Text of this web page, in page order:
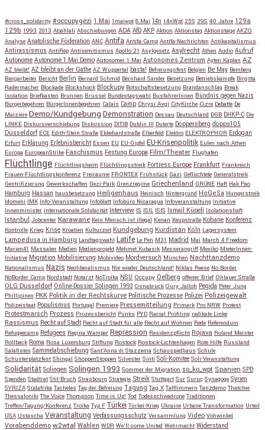
#cross_solidarity #occupygezi 1.Mai 1maiwpt 8.Mai 14n 14nWpt 25S 29S 40 Jahre 129a
129b 1993 2013 Abahlali Abschiebungen ADA AfD AKP Aktion Aktionstag Aktionstage AKZO
Analyse Anatolische Föderation ANC Antifa Antifa-Camp Antifa-Nachrichten Antikapitalismus
Antirassismus AntiRep Antisemitismus Apollo 21 Asylgesetz Asylrecht Athen Audio Aufruf
Autonome Autonome 1.Mai Demo Autonomer 1.Mai Autonomes Zentrum Ayten Kaplan AZ
AZ bleibt! AZ bleibt an der Gathe AZ Wuppertal basta! Befreiungsfest Belgien Be May Bemberg
Bergarbeiter Bericht Berlin Bernard Schmid Bernhard Sander Besetzung Betriebskämpfe Birgitta
Radermacher Blockade Blockshock Blockupy Botschaftsbesetzung Brandanschlag Break
Isolation Briefkasten Brunnen Brüssel Bundestagswahl BusfahrerInnen Bündnis gegen Nazis
Bürgerbegehren BürgerInnenbegehren Calais Camp Chrysi Avgi CityKirche Cizre Debatte De
Maiziére Demo/Kundgebung Demonstration Dessau Deutschland DGB DHKP-C Die
LINKE Diskursverschiebung Diskussion DITIB Dublin III Duterte Döppersberg döpps105
Düsseldorf ECE Edith-Stein Straße Ekkehardstraße Elberfeld Elektro ELEKTROPHOR Erdogan
Erfurt Erklärung Erlebnisbericht Essen EU EU-Gipfel EU-Krisenpolitik Eulen nach Athen
Europa EuropeanStrike Faschismus Festung Europa Film/Theater Flughafen
Flüchtlinge Flüchtlingsheim Flüchtlingsstreik Fortress Europe Frankfurt Frankreich
Frauen-Flüchtlingskonferenz Freiräume FRONTEX Frühstück Gazi Geflüchtete Generalstreik
Gentrifizierung Gewerkschaften Gezi-Park Grenzregime Griechenland GRÜNE Haft Hak Pao
Hamburg Hassan hausbesetzung Heiligenhaus Heinisch Hintergrund HoGeSa Hungerstreik
Idomeni IMK Info-Veranstaltung Infoblatt Infobüro Nicaragua Infoveranstaltung Initiative
Innenminister internationale Solidarität Interview IS ISIL ISIS Ismail Küpeli Isolationshaft
Istanbul Jobcenter Karawane Kein Mensch ist illegal Kenan Keupstraße Kobane Konferenz
Kontrolle Krieg Krise Kroatien Kulturzeit Kundgebung Kurdistan Köln Lagersystem
Lampedusa in Hamburg Landtagswahl Latife Le Pen M31 Madrid Mai March 4 Freedom
Marien41 Massaker Medien Medienprojekt Mehmet Kubasik Messerangriff Mexiko MieterInnen-
Initiative Migration Mobilisierung Mobivideo Mordversuch München Nachttanzdemo
Nationalismus Nazis Neoliberalismus Nie wieder Deutschland! Niklas Reese No Border
NoBorder Camp Nordstadt Notarzt NoTroika NSU Occupy Oelberg offener Brief Ohlauer Straße
OLG Düsseldorf Online-Dossier Solingen 1993 Osnabrück Oury Jalloh Pegida Peter Jung
Phillipinen PKK Politik in der Rechtskurve Politische Prozesse Polizei Polizeigewalt
Polizeistaat Populismus Portugal Premiere Pressemitteilung Primark Pro NRW Protest
Protestmarsch Prozess Prozessbericht Punks PYD Racial Profiling radikale Linke
Rassismus Recht auf Stadt Recht auf Stadt für alle Recht auf Wohnen Rede Referendum
Refugeecamp Refugees Regina Wamper Repression Residenzpflicht Rojava Roland Meister
Rollback Roma Rosa Luxemburg Stiftung Rostock Rostock-Lichtenhagen Rote Hilfe Russland
Salafisten Sammelabschiebung Sant'Anna di Stazzema Schauspielhaus Schule
Schusterplatzfest Shingal ShoppenStoppen Silvester Sinti Soli-Komitee Soli-Veranstaltung
Solidarität Solingen Solingen 1993 Sommer der Migration so_ko_wpt Spanien SPD
Spenden Stadtrat Stil-Bruch Strasbourg Strategie Streik Stuttgart Sur Suruç Synagoge Syrien
SYRIZA Südafrika Tacheles Tag der Befreiung Tagung Tag X Talflimmern Tanzdemo Thatcher
Thessaloniki The Voice Thompson Time is Up! Tod Todesschwadrone Traditionen
Treffen/Tagung/Konferenz Troika Typ F Türkei Türkei-Krieg Ukraine Urbane Transformation Urteil
USA Ustascha Veranstaltung Verfassungsschutz Versammlung Video Vohwinkel
Vorabenddemo w2wtal Wahlen WDR We'll come United Wehrmacht Widerstand